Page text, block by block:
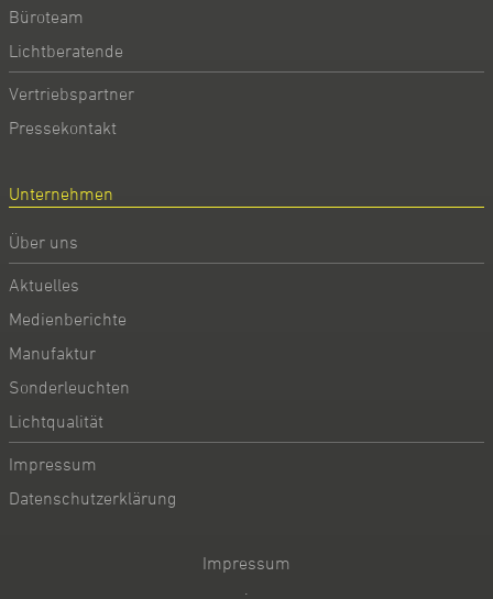
Büroteam
Lichtberatende
Vertriebspartner
Pressekontakt
Unternehmen
Über uns
Aktuelles
Medienberichte
Manufaktur
Sonderleuchten
Lichtqualität
Impressum
Datenschutzerklärung
Impressum
·